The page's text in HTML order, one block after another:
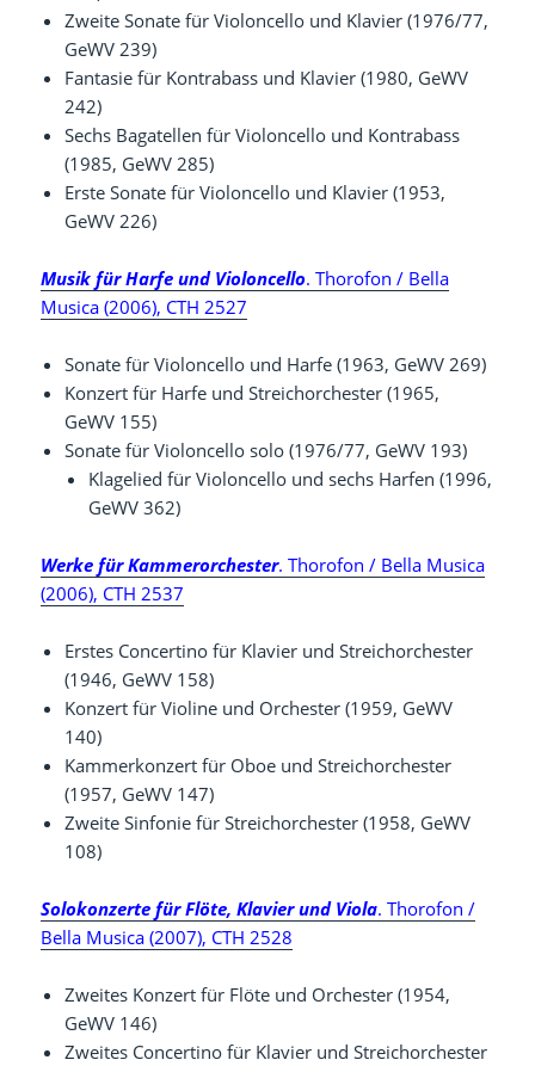
Zweite Sonate für Violoncello und Klavier (1976/77,
GeWV 239)
Fantasie für Kontrabass und Klavier (1980, GeWV
242)
Sechs Bagatellen für Violoncello und Kontrabass
(1985, GeWV 285)
Erste Sonate für Violoncello und Klavier (1953,
GeWV 226)
Musik für Harfe und Violoncello. Thorofon / Bella
Musica (2006), CTH 2527
Sonate für Violoncello und Harfe (1963, GeWV 269)
Konzert für Harfe und Streichorchester (1965,
GeWV 155)
Sonate für Violoncello solo (1976/77, GeWV 193)
Klagelied für Violoncello und sechs Harfen (1996,
GeWV 362)
Werke für Kammerorchester. Thorofon / Bella Musica
(2006), CTH 2537
Erstes Concertino für Klavier und Streichorchester
(1946, GeWV 158)
Konzert für Violine und Orchester (1959, GeWV
140)
Kammerkonzert für Oboe und Streichorchester
(1957, GeWV 147)
Zweite Sinfonie für Streichorchester (1958, GeWV
108)
Solokonzerte für Flöte, Klavier und Viola. Thorofon /
Bella Musica (2007), CTH 2528
Zweites Konzert für Flöte und Orchester (1954,
GeWV 146)
Zweites Concertino für Klavier und Streichorchester